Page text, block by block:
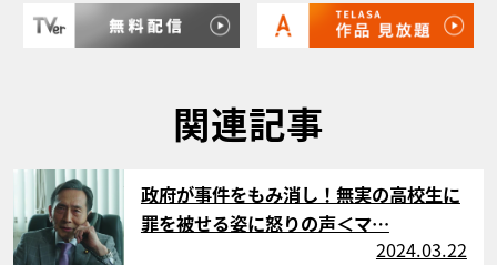
関連記事
サムネイル
政府が事件をもみ消し！無実の高校生に
罪を被せる姿に怒りの声＜マ…
2024.03.22